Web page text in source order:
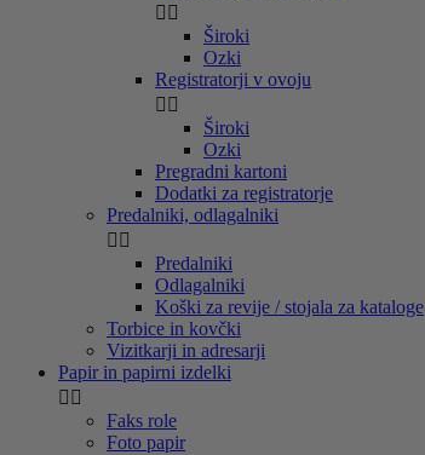
 
Široki
Ozki
Registratorji v ovoju
 
Široki
Ozki
Pregradni kartoni
Dodatki za registratorje
Predalniki, odlagalniki
 
Predalniki
Odlagalniki
Koški za revije / stojala za kataloge
Torbice in kovčki
Vizitkarji in adresarji
Papir in papirni izdelki
 
Faks role
Foto papir